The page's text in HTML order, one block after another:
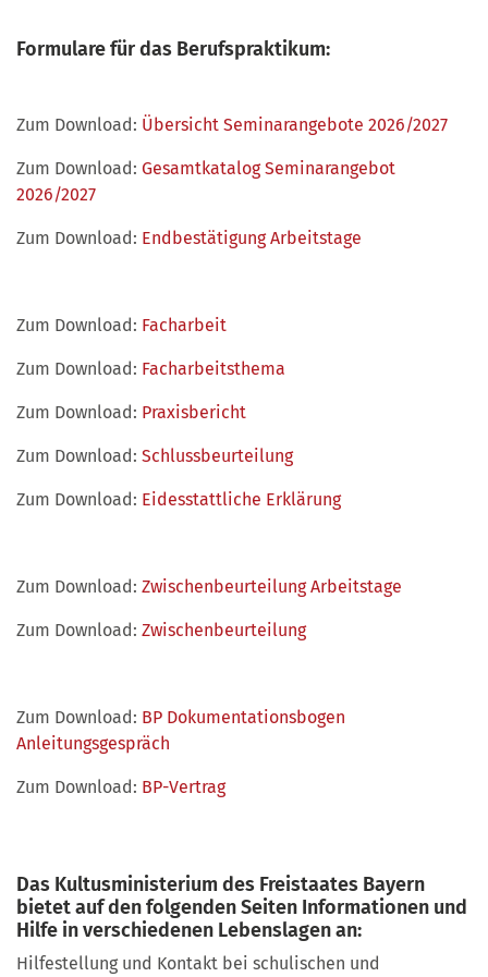
Formulare für das Berufspraktikum:
Zum Download: Übersicht Seminarangebote 2026/2027
Zum Download: Gesamtkatalog Seminarangebot
2026/2027
Zum Download: Endbestätigung Arbeitstage
Zum Download: Facharbeit
Zum Download: Facharbeitsthema
Zum Download: Praxisbericht
Zum Download: Schlussbeurteilung
Zum Download: Eidesstattliche Erklärung
Zum Download: Zwischenbeurteilung Arbeitstage
Zum Download: Zwischenbeurteilung
Zum Download: BP Dokumentationsbogen
Anleitungsgespräch
Zum Download: BP-Vertrag
Das Kultusministerium des Freistaates Bayern
bietet auf den folgenden Seiten Informationen und
Hilfe in verschiedenen Lebenslagen an:
Hilfestellung und Kontakt bei schulischen und